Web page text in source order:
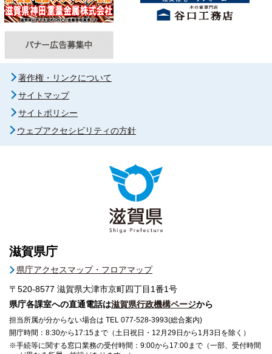
著作権・リンクについて
サイトマップ
サイトポリシー
ウェブアクセシビリティの方針
滋賀県庁
県庁アクセスマップ・フロアマップ
〒520-8577 滋賀県大津市京町四丁目1番1号
県庁各課室への直通電話は滋賀県行政機構ページから
担当所属が分からない場合は TEL 077-528-3993(総合案内)
開庁時間：8:30から17:15まで（土日祝日・12月29日から1月3日を除く）
※手続等に関する窓口業務の受付時間：9:00から17:00まで（一部、受付時間